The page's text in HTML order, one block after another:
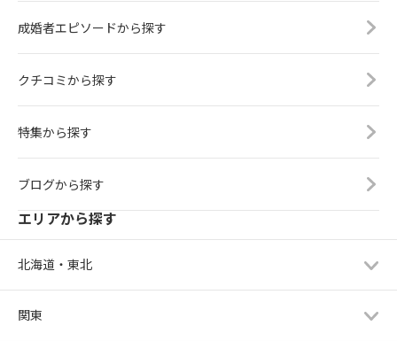
成婚者エピソードから探す
クチコミから探す
特集から探す
ブログから探す
エリアから探す
北海道・東北
関東